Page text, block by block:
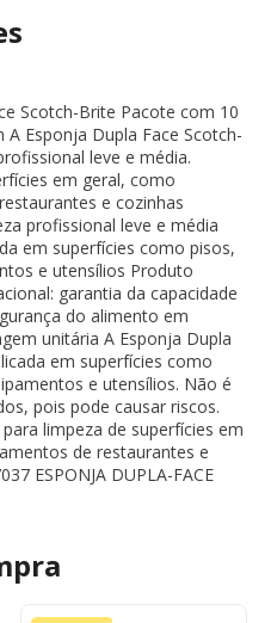
Scotch-Brite Pacote com 10
Esponja Dupla Face Scotch-
leve e média.
em geral, como
e cozinhas
profissional leve e média
em superfícies como pisos,
e utensílios Produto
garantia da capacidade
do alimento em
unitária A Esponja Dupla
em superfícies como
e utensílios. Não é
pois pode causar riscos.
limpeza de superfícies em
de restaurantes e
ESPONJA DUPLA-FACE